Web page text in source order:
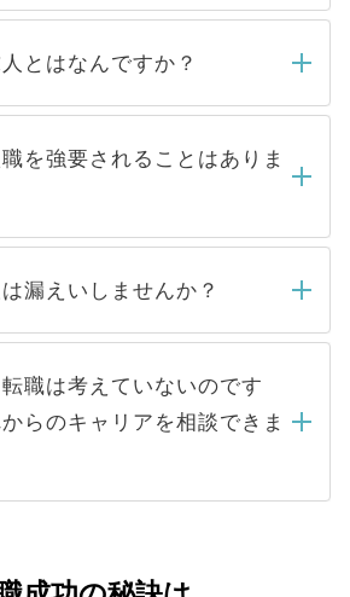
きましたら、弊社担当者がご
確認し、その後メールもしくは
5営業日以内にはご連絡をせて
すので、しばらくお待ちくださ
とはなんですか？
で取り扱っている求人の
、Webサイトからご覧いただ
公開求人」です。非公開求人は
によって、一般には公開してい
避けるため 人気のある医療機
しまうと、応募が殺到する場
関が求める条件に合った人材の
介会社に依頼するケースが増え
を強要されることはありま
強要することは一切ありませ
仮に応募先から内定をいただい
必要はありません。内定先へ
絡はキャリアパートナーが行い
漏えいしませんか？
えいすることはありませんの
ください。当サイトからの登録
したご登録者様の個人情報は、
ャリアアップおよび転職活動の
に使用いたします。お預かりし
の個人データはご本人の許可
報の取り扱いについての厳密な
職は考えていないのです
らのキャリアを相談できま
、現在の医療機関の状況や紹介